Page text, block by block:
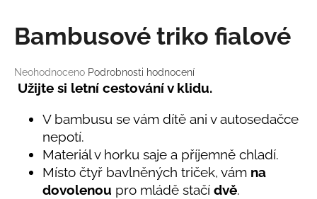
Průměrné
hodnocení
produktu
hvězdiček.
Neohodnoceno Podrobnosti hodnocení
Bambusové triko fialové
Užijte si letní cestování v klidu.
V bambusu se vám dítě ani v autosedačce
nepotí.
Materiál v horku saje a příjemně chladí.
Místo čtyř bavlněných triček, vám na
dovolenou pro mládě stačí dvě.
D
o
o
r